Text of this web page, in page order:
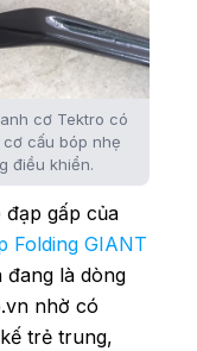
cơ Tektro có
cấu bóp nhẹ
điều khiển.
gấp của
Folding GIANT
đang là dòng
nhờ có
trẻ trung,